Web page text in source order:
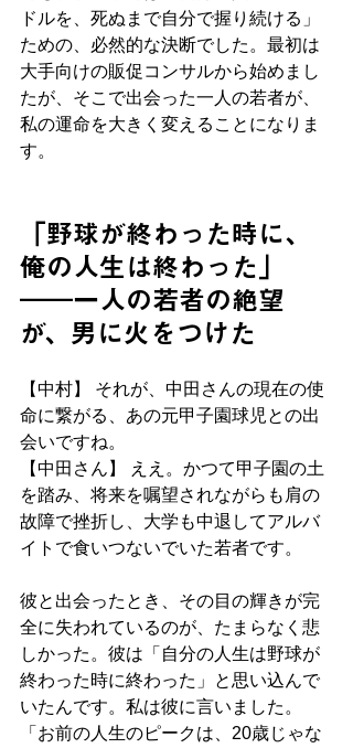
ドルを、死ぬまで自分で握り続ける」
ための、必然的な決断でした。最初は
大手向けの販促コンサルから始めまし
たが、そこで出会った一人の若者が、
私の運命を大きく変えることになりま
す。
「野球が終わった時に、
俺の人生は終わった」
――一人の若者の絶望
が、男に火をつけた
【中村】 それが、中田さんの現在の使
命に繋がる、あの元甲子園球児との出
会いですね。
【中田さん】 ええ。かつて甲子園の土
を踏み、将来を嘱望されながらも肩の
故障で挫折し、大学も中退してアルバ
イトで食いつないでいた若者です。
彼と出会ったとき、その目の輝きが完
全に失われているのが、たまらなく悲
しかった。彼は「自分の人生は野球が
終わった時に終わった」と思い込んで
いたんです。私は彼に言いました。
「お前の人生のピークは、20歳じゃな